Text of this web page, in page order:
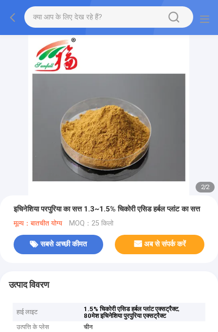
2/2
इचिनेशिया परपुरिया का सत्त 1.3~1.5% चिकोरी एसिड हर्बल प्लांट का सत्त
मूल्य：बातचीत योग्य MOQ：25 किलो
सबसे अच्छी कीमत अब से संपर्क करें
उत्पाद विवरण
हाई लाइट 1.5% चिकोरी एसिड हर्बल प्लांट एक्सट्रैक्ट,
80मेश इचिनेशिया पुरपुरिया एक्सट्रैक्ट
उत्पत्ति के प्लेस
चीन